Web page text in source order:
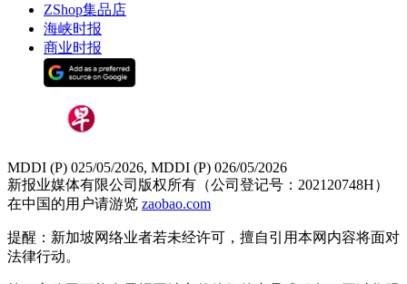
ZShop集品店
海峡时报
商业时报
MDDI (P) 025/05/2026, MDDI (P) 026/05/2026
新报业媒体有限公司版权所有（公司登记号：202120748H）
在中国的用户请游览 zaobao.com
提醒：新加坡网络业者若未经许可，擅自引用本网内容将面对
法律行动。